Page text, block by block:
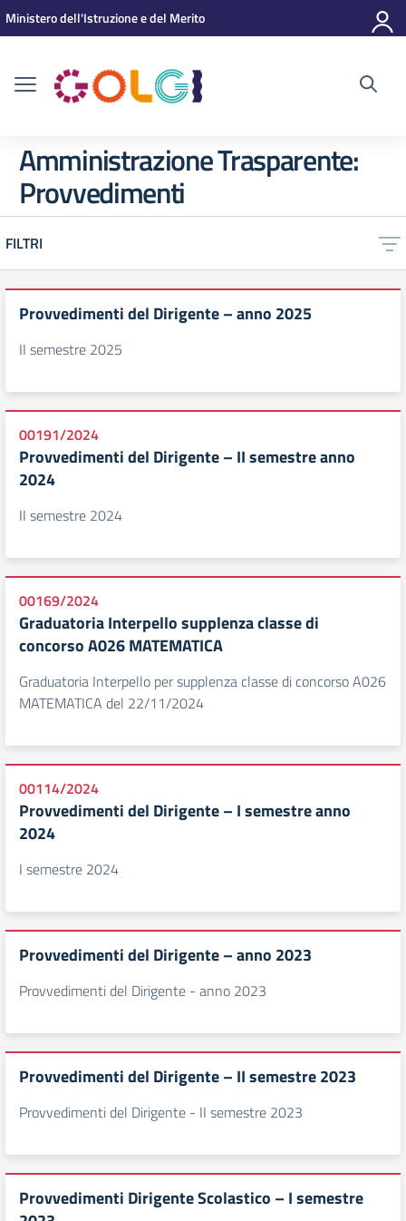
Vai ai contenuti
Vai al menu di navigazione
Vai al footer
Ministero dell'Istruzione e del Merito
Amministrazione Trasparente:
Provvedimenti
FILTRI
Provvedimenti del Dirigente – anno 2025
II semestre 2025
00191/2024
Provvedimenti del Dirigente – II semestre anno
2024
II semestre 2024
00169/2024
Graduatoria Interpello supplenza classe di
concorso A026 MATEMATICA
Graduatoria Interpello per supplenza classe di concorso A026
MATEMATICA del 22/11/2024
00114/2024
Provvedimenti del Dirigente – I semestre anno
2024
I semestre 2024
Provvedimenti del Dirigente – anno 2023
Provvedimenti del Dirigente - anno 2023
Provvedimenti del Dirigente – II semestre 2023
Provvedimenti del Dirigente - II semestre 2023
Provvedimenti Dirigente Scolastico – I semestre